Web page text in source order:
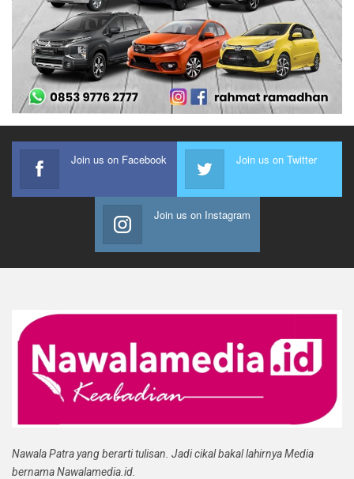
Join us on Facebook Join us on Twitter
Join us on Instagram
Nawala Patra yang berarti tulisan. Jadi cikal bakal lahirnya Media
bernama Nawalamedia.id.